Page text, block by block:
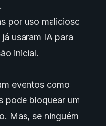
por uso malicioso
usaram IA para
inicial.
eventos como
pode bloquear um
Mas, se ninguém